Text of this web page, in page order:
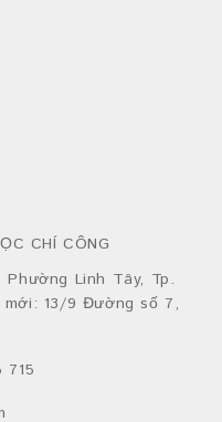
CHÍ CÔNG
Linh Tây, Tp.
13/9 Đường số 7,
715